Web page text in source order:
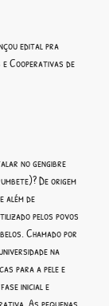
Naturais
Criações
de Cobertura
Alimentos
Simpósios
Animal
edital pra
Cooperativas de
no gengibre
De origem
além de
pelos povos
Chamado por
na
para a pele e
inicial e